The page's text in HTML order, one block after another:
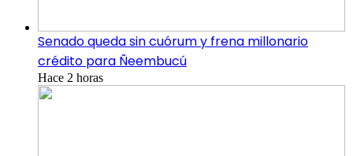
Senado queda sin cuórum y frena millonario
crédito para Ñeembucú
Hace 2 horas